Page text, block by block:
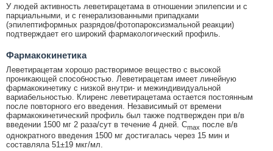
У людей активность леветирацетама в отношении эпилепсии и с
парциальными, и с генерализованными припадками
(эпилептиформных разрядов/фотопароксизмальной реакции)
подтверждает его широкий фармакологический профиль.
Фармакокинетика
Леветирацетам хорошо растворимое вещество с высокой
проникающей способностью. Леветирацетам имеет линейную
фармакокинетику с низкой внутри- и межиндивидуальной
вариабельностью. Клиренс леветирацетама остается постоянным
после повторного его введения. Независимый от времени
фармакокинетический профиль был также подтвержден при в/в
введении 1500 мг 2 раза/сут в течение 4 дней. Cmax после в/в
однократного введения 1500 мг достигалась через 15 мин и
составляла 51±19 мкг/мл.